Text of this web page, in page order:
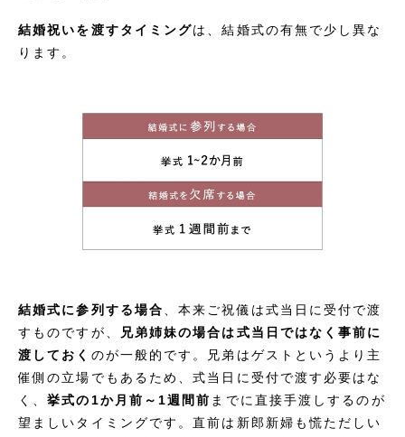
結婚祝いを渡すタイミングは、結婚式の有無で少し異な
ります。
結婚式に参列する場合
、本来ご祝儀は式当日に受付で渡
すものですが、
兄弟姉妹の場合は式当日ではなく事前に
渡しておく のが一般的です。兄弟はゲストというより主
催側の立場でもあるため、式当日に受付で渡す必要はな
く、挙式の1か月前～1週間前 までに直接手渡しするのが
望ましいタイミングです。直前は新郎新婦も慌ただしい